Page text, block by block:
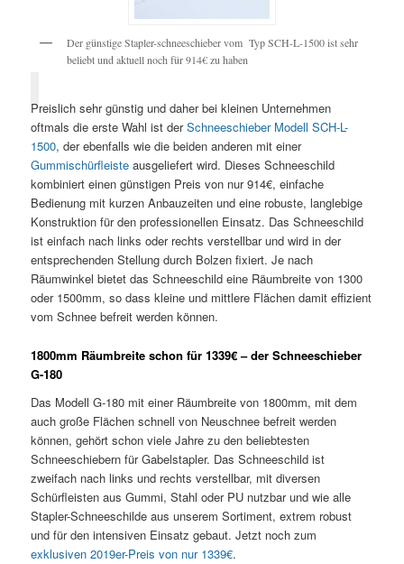
Der günstige Stapler-schneeschieber vom Typ SCH-L-1500 ist sehr
beliebt und aktuell noch für 914€ zu haben
Preislich sehr günstig und daher bei kleinen Unternehmen
oftmals die erste Wahl ist derSchneeschieber Modell SCH-L-
1500, der ebenfalls wie die beiden anderen mit einer
Gummischürfleiste ausgeliefert wird. Dieses Schneeschild
kombiniert einen günstigen Preis von nur 914€, einfache
Bedienung mit kurzen Anbauzeiten und eine robuste, langlebige
Konstruktion für den professionellen Einsatz. Das Schneeschild
ist einfach nach links oder rechts verstellbar und wird in der
entsprechenden Stellung durch Bolzen fixiert. Je nach
Räumwinkel bietet das Schneeschild eine Räumbreite von 1300
oder 1500mm, so dass kleine und mittlere Flächen damit effizient
vom Schnee befreit werden können.
1800mm Räumbreite schon für 1339€ – der Schneeschieber
G-180
Das Modell G-180 mit einer Räumbreite von 1800mm, mit dem
auch große Flächen schnell von Neuschnee befreit werden
können, gehört schon viele Jahre zu den beliebtesten
Schneeschiebern für Gabelstapler. Das Schneeschild ist
zweifach nach links und rechts verstellbar, mit diversen
Schürfleisten aus Gummi, Stahl oder PU nutzbar und wie alle
Stapler-Schneeschilde aus unserem Sortiment, extrem robust
und für den intensiven Einsatz gebaut. Jetzt noch zum
exklusiven 2019er-Preis von nur 1339€.